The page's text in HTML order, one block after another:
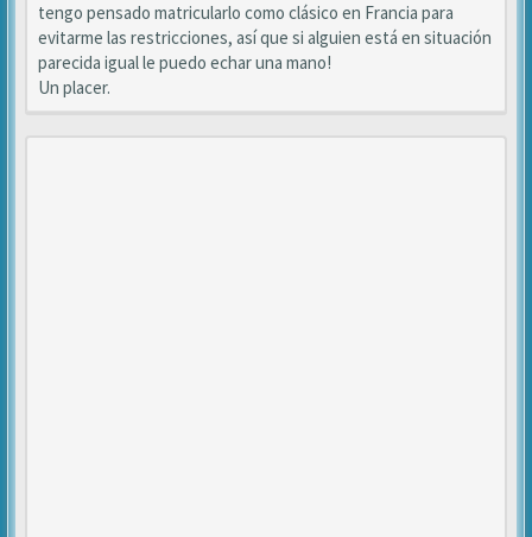
tengo pensado matricularlo como clásico en Francia para
evitarme las restricciones, así que si alguien está en situación
parecida igual le puedo echar una mano!
Un placer.